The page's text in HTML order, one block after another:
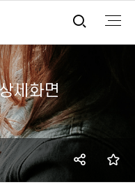
통합
세화면
SNS